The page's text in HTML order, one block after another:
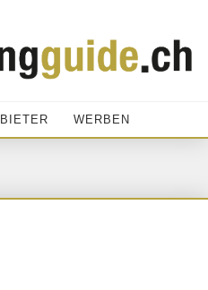
WERBEN